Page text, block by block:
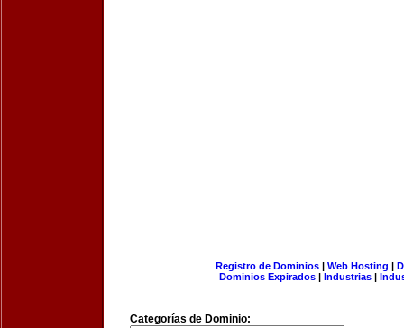
Registro de Dominios| Web Hosting |
Dominios Expirados | Industrias |
Categorías de Dominio: